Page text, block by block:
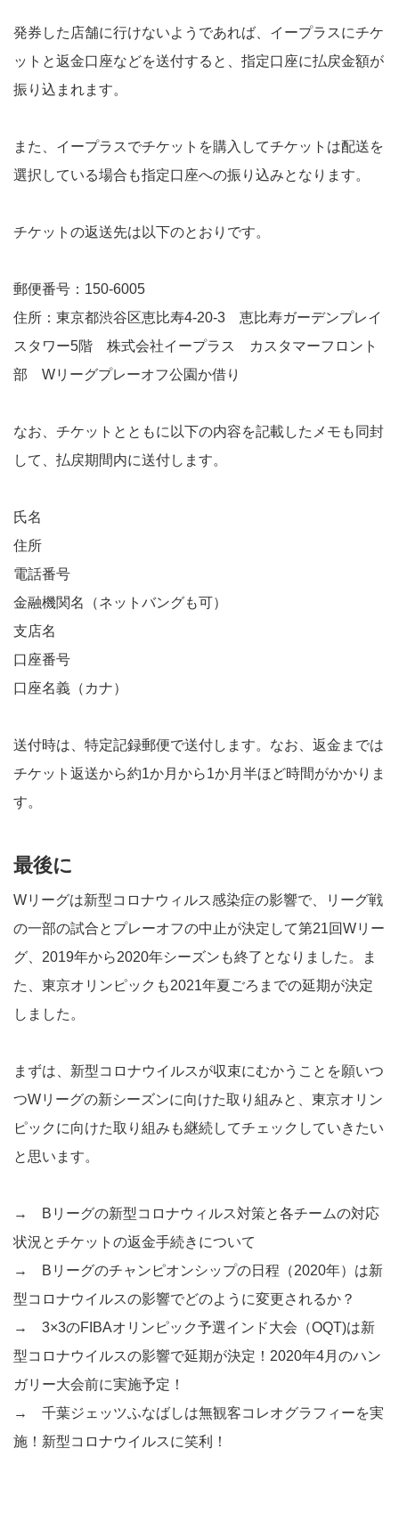
発券した店舗に行けないようであれば、イープラスにチケ
ットと返金口座などを送付すると、指定口座に払戻金額が
振り込まれます。
また、イープラスでチケットを購入してチケットは配送を
選択している場合も指定口座への振り込みとなります。
チケットの返送先は以下のとおりです。
郵便番号：150-6005
住所：東京都渋谷区恵比寿4-20-3 恵比寿ガーデンプレイ
スタワー5階 株式会社イープラス カスタマーフロント
部 Wリーグプレーオフ公園か借り
なお、チケットとともに以下の内容を記載したメモも同封
して、払戻期間内に送付します。
氏名
住所
電話番号
金融機関名（ネットバングも可）
支店名
口座番号
口座名義（カナ）
送付時は、特定記録郵便で送付します。なお、返金までは
チケット返送から約1か月から1か月半ほど時間がかかりま
す。
最後に
Wリーグは新型コロナウィルス感染症の影響で、リーグ戦
の一部の試合とプレーオフの中止が決定して第21回Wリー
グ、2019年から2020年シーズンも終了となりました。ま
た、東京オリンピックも2021年夏ごろまでの延期が決定
しました。
まずは、新型コロナウイルスが収束にむかうことを願いつ
つWリーグの新シーズンに向けた取り組みと、東京オリン
ピックに向けた取り組みも継続してチェックしていきたい
と思います。
→
Bリーグの新型コロナウィルス対策と各チームの対応
状況とチケットの返金手続きについて
→
Bリーグのチャンピオンシップの日程（2020年）は新
型コロナウイルスの影響でどのように変更されるか？
→ 3×3のFIBAオリンピック予選インド大会（OQT)は新
型コロナウイルスの影響で延期が決定！2020年4月のハン
ガリー大会前に実施予定！
→ 千葉ジェッツふなばしは無観客コレオグラフィーを実
施！新型コロナウイルスに笑利！